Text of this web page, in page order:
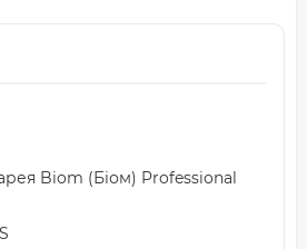
Biom (Біом) Professional